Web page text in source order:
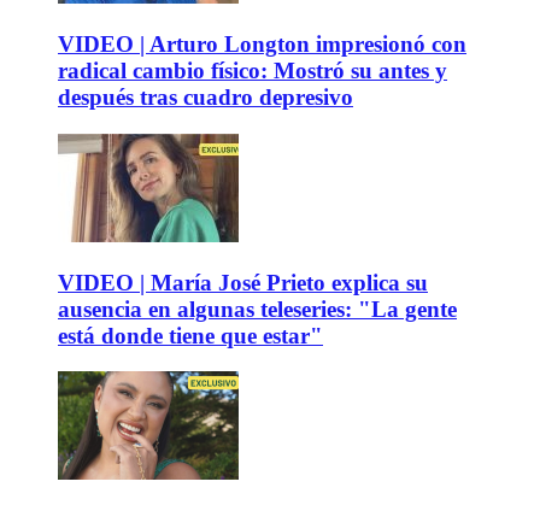
VIDEO | Arturo Longton impresionó con
radical cambio físico: Mostró su antes y
después tras cuadro depresivo
VIDEO | María José Prieto explica su
ausencia en algunas teleseries: "La gente
está donde tiene que estar"